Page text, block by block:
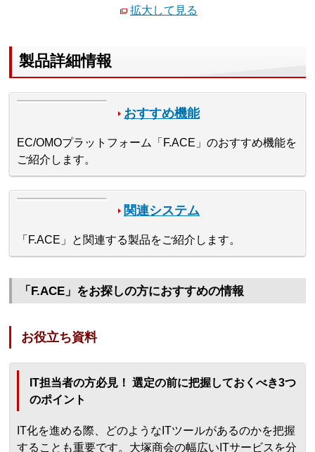
拡大して見る
製品詳細情報
おすすめ機能
EC/OMOプラットフォーム「F.ACE」のおすすめ機能を
ご紹介します。
関連システム
「F.ACE」と関連する製品をご紹介します。
「F.ACE」をお探しの方におすすめの情報
お役立ち資料
IT担当者の方必見！ 選定の前に把握しておくべき3つ
のポイント
IT化を進める際、どのようなITツールがあるのかを把握
することも重要です。大塚商会の幅広いITサービスを分